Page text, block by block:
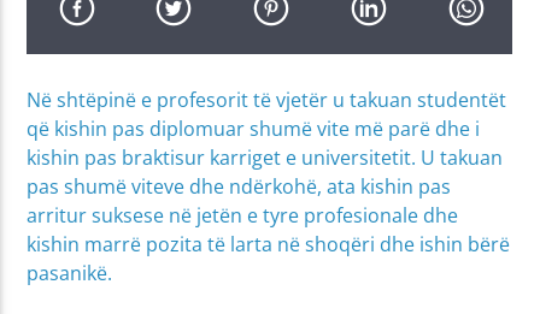
Në shtëpinë e profesorit të vjetër u takuan studentët
që kishin pas diplomuar shumë vite më parë dhe i
kishin pas braktisur karriget e universitetit. U takuan
pas shumë viteve dhe ndërkohë, ata kishin pas
arritur suksese në jetën e tyre profesionale dhe
kishin marrë pozita të larta në shoqëri dhe ishin bërë
pasanikë.